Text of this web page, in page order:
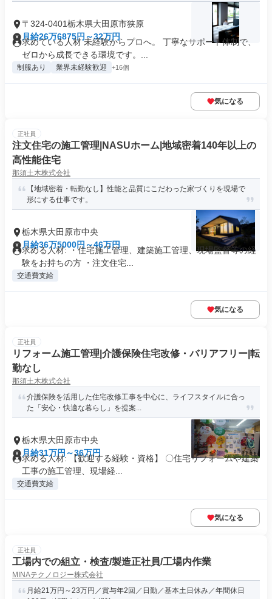
〒324-0401栃木県大田原市狭原
月給26万6875円～32万円
求めている人材 未経験からプロへ。 丁寧なサポート体制で、
ゼロから成長できる環境です。...
制服あり 業界未経験歓迎 +16個
気になる
正社員
注文住宅の施工管理|NASUホーム|地域密着140年以上の
高性能住宅
那須土木株式会社
【地域密着・転勤なし】性能と品質にこだわった家づくりを現場で
形にする仕事です。
栃木県大田原市中央
月給36万5000円～46万円
求める人材: ・住宅施工管理、建築施工管理、現場監督等の経
験をお持ちの方 ・注文住宅...
交通費支給
気になる
正社員
リフォーム施工管理|介護保険住宅改修・バリアフリー|転
勤なし
那須土木株式会社
介護保険を活用した住宅改修工事を中心に、ライフスタイルに合っ
た「安心・快適な暮らし」を提案...
栃木県大田原市中央
月給31万円～36万円
求める人材: 【歓迎する経験・資格】 〇住宅リフォームや建築
工事の施工管理、現場経...
交通費支給
気になる
正社員
工場内での組立・検査/製造正社員/工場内作業
MINAテクノロジー株式会社
月給21万円～23万円／賞与年2回／日勤／基本土日休み／年間休日